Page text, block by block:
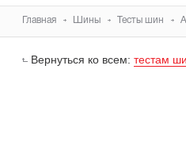
Главная Шины Тесты шин
Вернуться ко всем: тестам